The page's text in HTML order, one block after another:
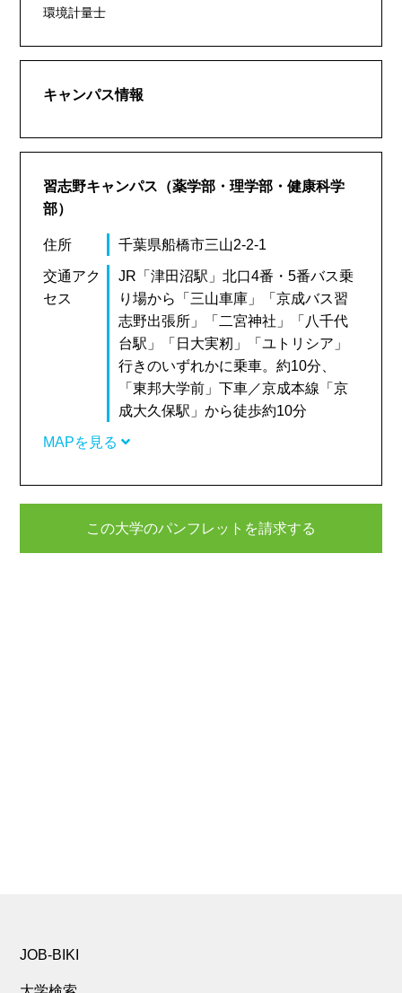
環境計量士
キャンパス情報
習志野キャンパス（薬学部・理学部・健康科学
部）
住所 千葉県船橋市三山2-2-1
交通アク
セス
JR「津田沼駅」北口4番・5番バス乗
り場から「三山車庫」「京成バス習
志野出張所」「二宮神社」「八千代
台駅」「日大実籾」「ユトリシア」
行きのいずれかに乗車。約10分、
「東邦大学前」下車／京成本線「京
成大久保駅」から徒歩約10分
MAPを見る
この大学のパンフレットを請求する
JOB-BIKI